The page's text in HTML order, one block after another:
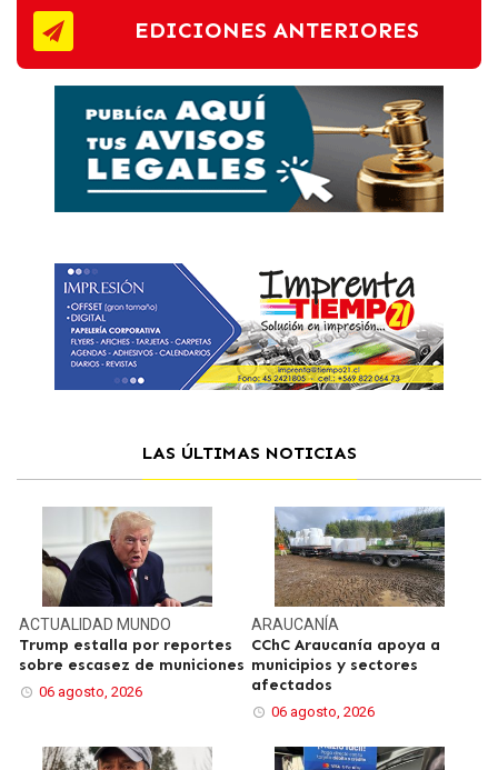
EDICIONES ANTERIORES
LAS ÚLTIMAS NOTICIAS
ACTUALIDAD MUNDO
Trump estalla por reportes
sobre escasez de municiones
06 agosto, 2026
ARAUCANÍA
CChC Araucanía apoya a
municipios y sectores
afectados
06 agosto, 2026